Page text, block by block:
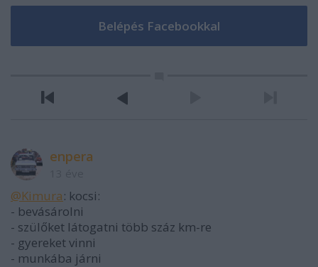
enpera
@Kimura: kocsi:
- bevásárolni
- szülőket látogatni több száz km-re
- gyereket vinni
- munkába járni